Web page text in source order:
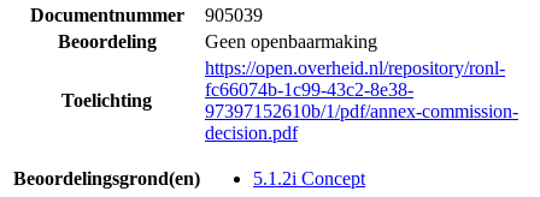
Documentnummer
905039
Beoordeling
Geen openbaarmaking
Toelichting
https://open.overheid.nl/repository/ronl-
fc66074b-1c99-43c2-8e38-
97397152610b/1/pdf/annex-commission-
decision.pdf
Beoordelingsgrond(en) 5.1.2i Concept